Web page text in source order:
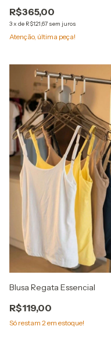
R$365,00
3x de R$121,67 sem juros
Atenção, última peça!
Blusa Regata Essencial
R$119,00
Só restam 2 em estoque!